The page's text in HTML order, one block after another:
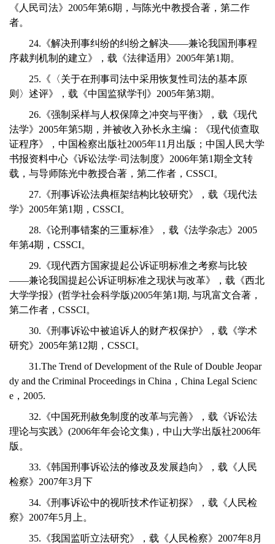
《人民司法》2005年第6期，与陈光中教授合著，第二作
者。
24.《解决刑事纠纷的纠纷之解决——兼论我国刑事程
序裁判机制的建立》，载《法律适用》2005年第1期。
25.《〈关于在刑事司法中采用恢复性司法的基本原
则〉述评》，载《中国监狱学刊》2005年第3期。
26.《强制采样与人权保障之冲突与平衡》，载《现代
法学》2005年第5期，并被收入孙长永主编：《现代侦查取
证程序》，中国检察出版社2005年11月出版；中国人民大学
书报资料中心《诉讼法学·司法制度》2006年第1期全文转
载，与导师陈光中教授合著，第二作者，CSSCI。
27.《刑事诉讼法典框架结构比较研究》，载《现代法
学》2005年第1期，CSSCI。
28.《论刑事错案的三重标准》，载《法学杂志》2005
年第4期，CSSCI。
29.《现代西方国家提起公诉证明标准之考察与比较
——兼论我国提起公诉证明标准之现状与改革》，载《西北
大学学报》(哲学社会科学版)2005年第1期, 与巩富文合著，
第二作者，CSSCI。
30.《刑事诉讼中被追诉人的财产权保护》，载《学术
研究》2005年第12期，CSSCI。
31.The Trend of Development of the Rule of Double Jeopar
dy and the Criminal Proceedings in China，China Legal Scienc
e，2005.
32.《中国死刑赦免制度的改革与完善》，载《诉讼法
理论与实践》(2006年年会论文集)，中山大学出版社2006年
版。
33.《韩国刑事诉讼法的修改及发展趋向》，载《人民
检察》2007年3月下
34.《刑事诉讼中的视听技术作证初探》，载《人民检
察》2007年5月上。
35.《我国监听立法研究》，载《人民检察》2007年8月